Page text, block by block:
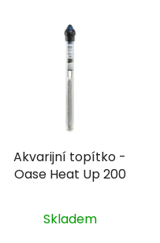
Akvarijní topítko -
Oase Heat Up 200
Skladem